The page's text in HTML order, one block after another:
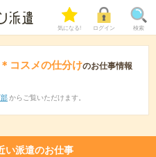
気になる! ログイン 検索
コスメの仕分けのお仕事情報
からご覧いただけます。
い派遣のお仕事